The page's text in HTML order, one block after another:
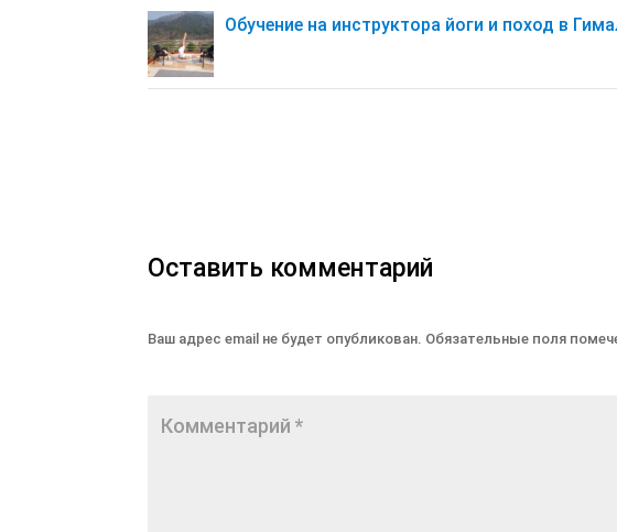
Обучение на инструктора йоги и поход в
Оставить комментарий
Ваш адрес email не будет опубликован. Обязательные поля